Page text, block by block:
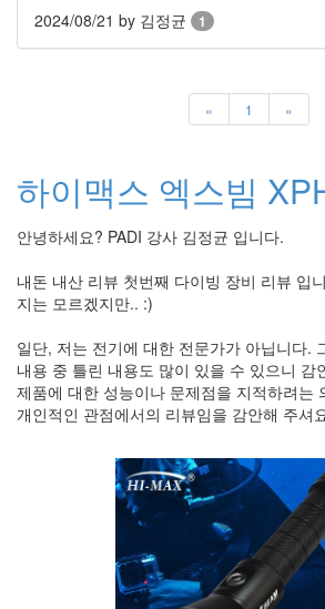
2024/08/21 by 김정균 1
« 1 »
하이맥스 엑스빔
안녕하세요? PADI 강사 김정균 입니다.
내돈 내산 리뷰 첫번째 다이빙 장비 리뷰 입
지는 모르겠지만.. :)
일단, 저는 전기에 대한 전문가가 아닙니다.
내용 중 틀린 내용도 많이 있을 수 있으니 감
제품에 대한 성능이나 문제점을 지적하려는
개인적인 관점에서의 리뷰임을 감안해 주셔
스
AnNyung
Firefox
Mozilla
이
표
준
L10N